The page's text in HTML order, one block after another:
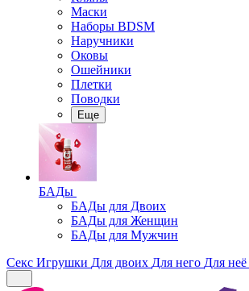
Маски
Наборы BDSM
Наручники
Оковы
Ошейники
Плетки
Поводки
Еще
БАДы
БАДы для Двоих
БАДы для Женщин
БАДы для Мужчин
Секс Игрушки Для двоих Для него Для неё